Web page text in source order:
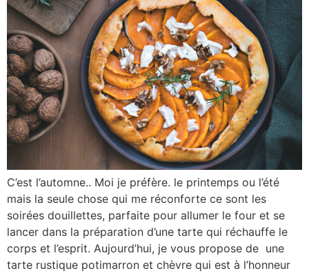
C’est l’automne.. Moi je préfère. le printemps ou l’été
mais la seule chose qui me réconforte ce sont les
soirées douillettes, parfaite pour allumer le four et se
lancer dans la préparation d’une tarte qui réchauffe le
corps et l’esprit. Aujourd’hui, je vous propose de une
tarte rustique potimarron et chèvre qui est à l’honneur